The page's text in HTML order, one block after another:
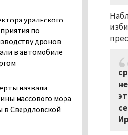
уральского
по
дронов
в автомобиле
назвали
массового мора
в Свердловской